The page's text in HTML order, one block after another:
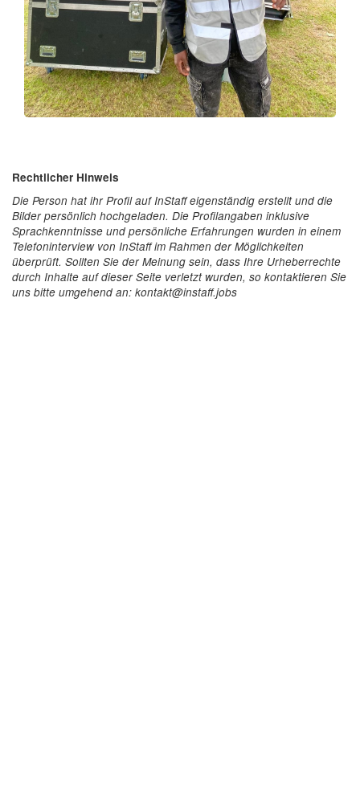
Rechtlicher Hinweis
Die Person hat ihr Profil auf InStaff eigenständig erstellt und die
Bilder persönlich hochgeladen. Die Profilangaben inklusive
Sprachkenntnisse und persönliche Erfahrungen wurden in einem
Telefoninterview von InStaff im Rahmen der Möglichkeiten
überprüft. Sollten Sie der Meinung sein, dass Ihre Urheberrechte
durch Inhalte auf dieser Seite verletzt wurden, so kontaktieren Sie
uns bitte umgehend an: kontakt@instaff.jobs